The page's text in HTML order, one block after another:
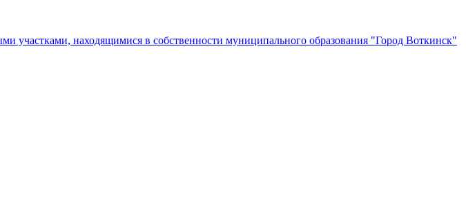
участками, находящимися в собственности муниципального образования "Город Воткинск"